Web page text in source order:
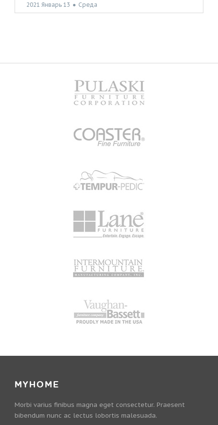
2021 Январь 13 ● Среда
MYHOME
Morbi varius finibus magna eget consectetur. Praesent
bibendum nunc ac lectus lobortis malesuada.